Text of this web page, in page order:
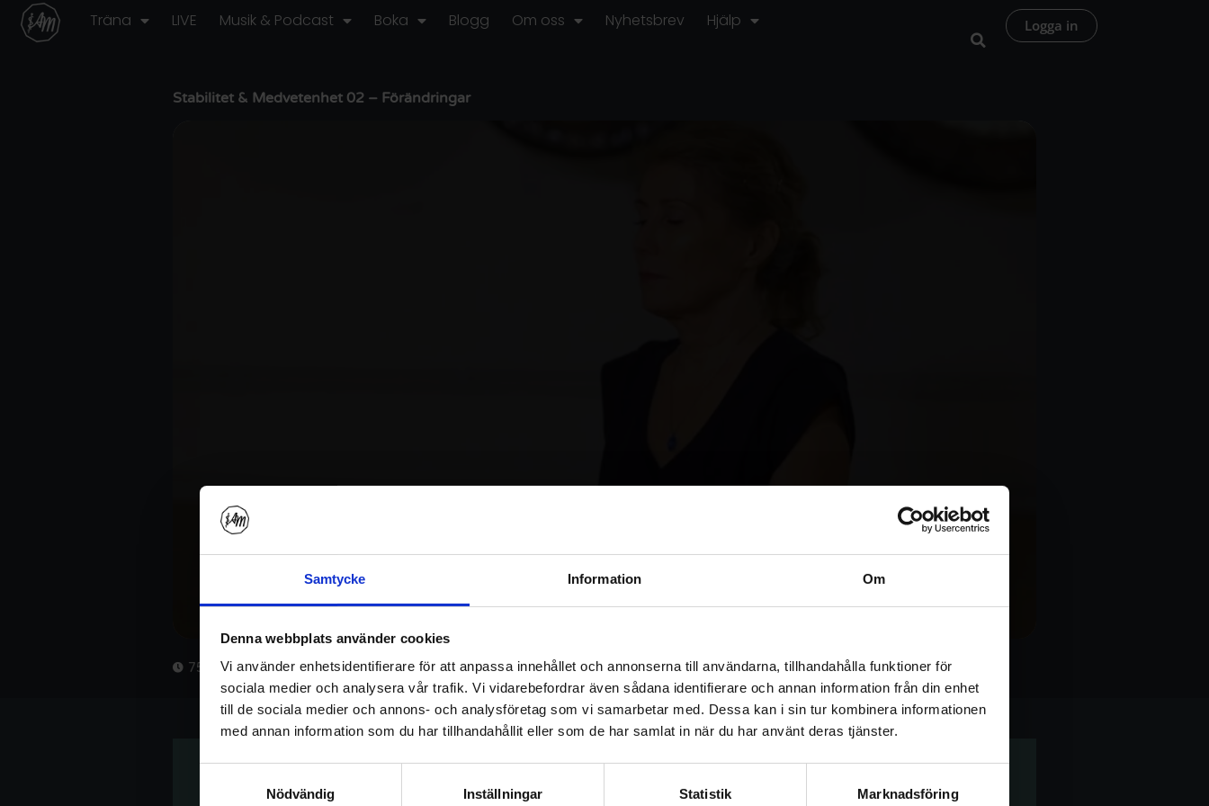
Samtycke Information Om
Denna webbplats använder cookies
Vi använder enhetsidentifierare för att anpassa innehållet och annonserna till användarna, tillhandahålla funktioner för
sociala medier och analysera vår trafik. Vi vidarebefordrar även sådana identifierare och annan information från din enhet
till de sociala medier och annons- och analysföretag som vi samarbetar med. Dessa kan i sin tur kombinera informationen
med annan information som du har tillhandahållit eller som de har samlat in när du har använt deras tjänster.
Nödvändig
Inställningar Statistik Marknadsföring
Hoppa
Träna LIVE Musik & Podcast Boka Blogg Om oss Nyhetsbrev Hjälp Logga in
Stabilitet & Medvetenhet 02 – Förändringar
75 min Detta pass ingår i kursen:Stabilitet & Medvetenhet